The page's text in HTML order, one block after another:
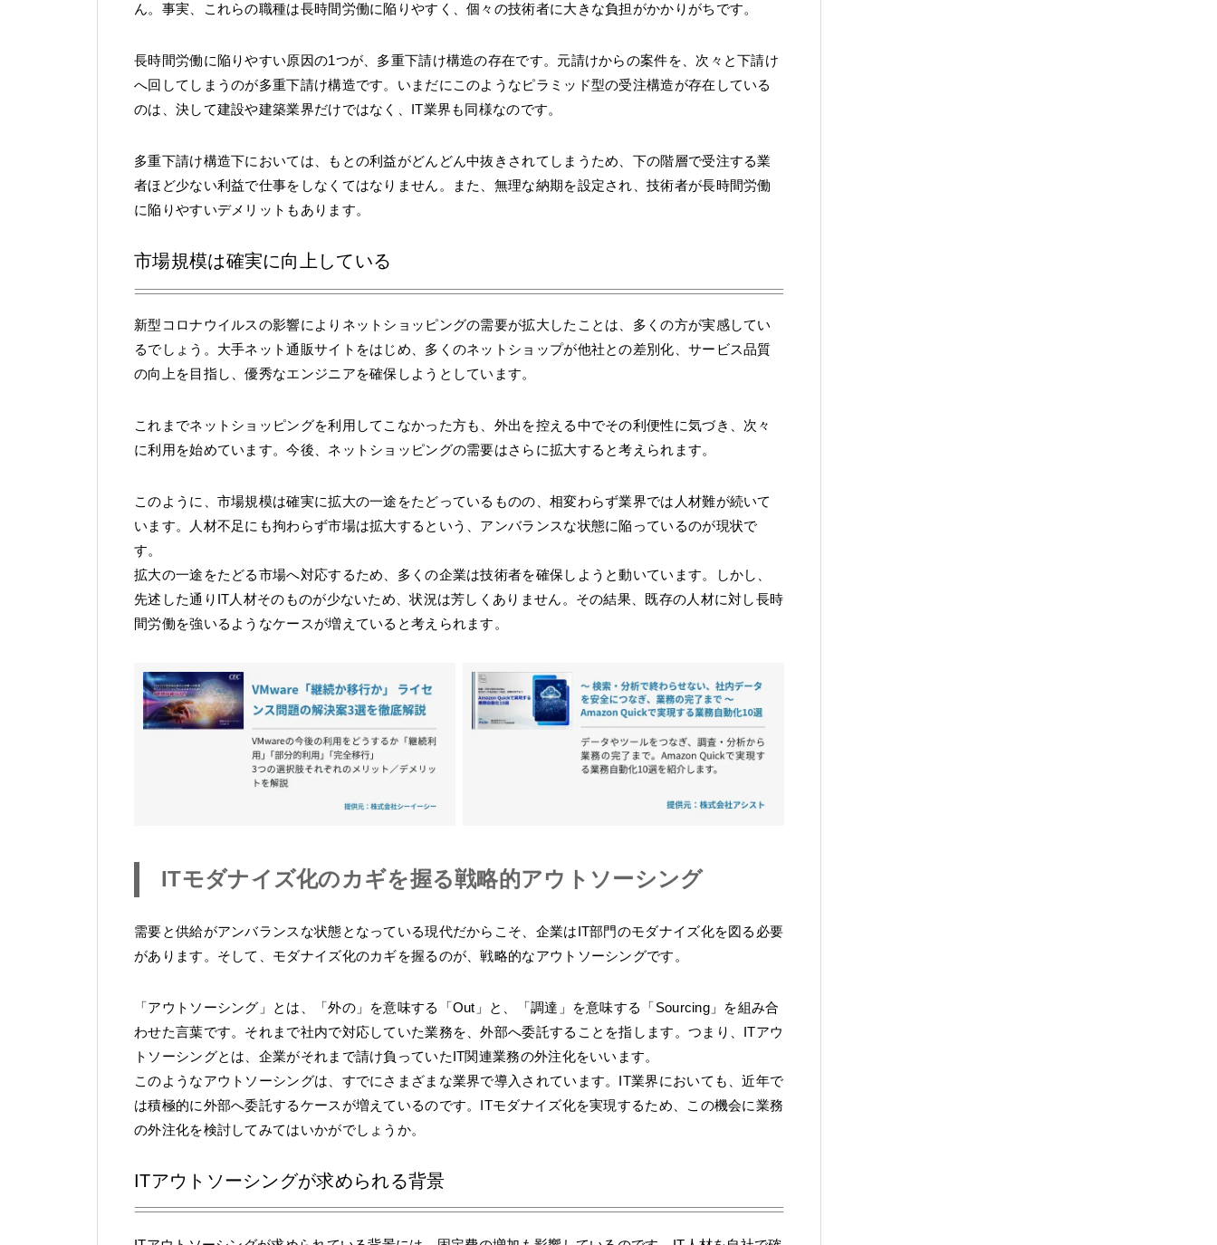
ん。事実、これらの職種は長時間労働に陥りやすく、個々の技術者に大きな負担がかかりがちです。
長時間労働に陥りやすい原因の1つが、多重下請け構造の存在です。元請けからの案件を、次々と下請け
へ回してしまうのが多重下請け構造です。いまだにこのようなピラミッド型の受注構造が存在している
のは、決して建設や建築業界だけではなく、IT業界も同様なのです。
多重下請け構造下においては、もとの利益がどんどん中抜きされてしまうため、下の階層で受注する業
者ほど少ない利益で仕事をしなくてはなりません。また、無理な納期を設定され、技術者が長時間労働
に陥りやすいデメリットもあります。
市場規模は確実に向上している
新型コロナウイルスの影響によりネットショッピングの需要が拡大したことは、多くの方が実感してい
るでしょう。大手ネット通販サイトをはじめ、多くのネットショップが他社との差別化、サービス品質
の向上を目指し、優秀なエンジニアを確保しようとしています。
これまでネットショッピングを利用してこなかった方も、外出を控える中でその利便性に気づき、次々
に利用を始めています。今後、ネットショッピングの需要はさらに拡大すると考えられます。
このように、市場規模は確実に拡大の一途をたどっているものの、相変わらず業界では人材難が続いて
います。人材不足にも拘わらず市場は拡大するという、アンバランスな状態に陥っているのが現状で
す。
拡大の一途をたどる市場へ対応するため、多くの企業は技術者を確保しようと動いています。しかし、
先述した通りIT人材そのものが少ないため、状況は芳しくありません。その結果、既存の人材に対し長時
間労働を強いるようなケースが増えていると考えられます。
ITモダナイズ化のカギを握る戦略的アウトソーシング
需要と供給がアンバランスな状態となっている現代だからこそ、企業はIT部門のモダナイズ化を図る必要
があります。そして、モダナイズ化のカギを握るのが、戦略的なアウトソーシングです。
「アウトソーシング」とは、「外の」を意味する「Out」と、「調達」を意味する「Sourcing」を組み合
わせた言葉です。それまで社内で対応していた業務を、外部へ委託することを指します。つまり、ITアウ
トソーシングとは、企業がそれまで請け負っていたIT関連業務の外注化をいいます。
このようなアウトソーシングは、すでにさまざまな業界で導入されています。IT業界においても、近年で
は積極的に外部へ委託するケースが増えているのです。ITモダナイズ化を実現するため、この機会に業務
の外注化を検討してみてはいかがでしょうか。
ITアウトソーシングが求められる背景